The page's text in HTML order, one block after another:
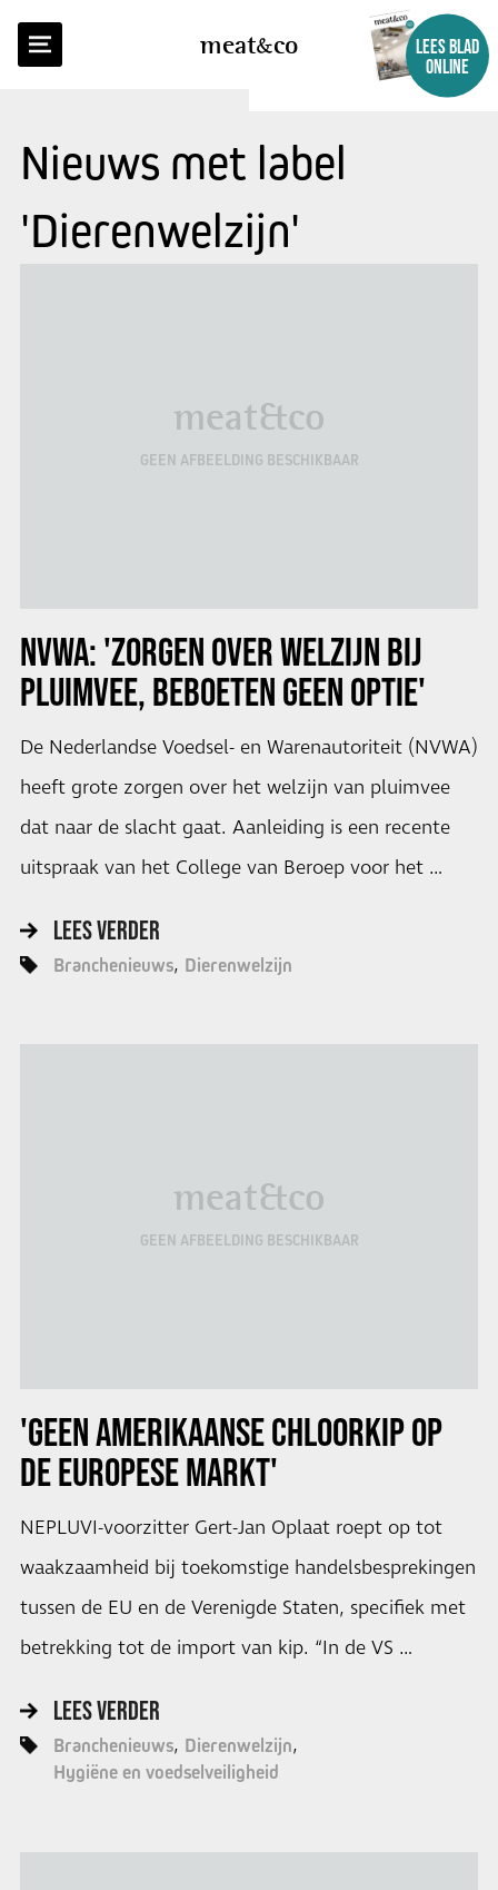
meatco
LEES BLAD
ONLINE
Nieuws met label
'Dierenwelzijn'
meat&co
GEEN AFBEELDING BESCHIKBAAR
NVWA: 'ZORGEN OVER WELZIJN BIJ
PLUIMVEE, BEBOETEN GEEN OPTIE'
De Nederlandse Voedsel- en Warenautoriteit (NVWA)
heeft grote zorgen over het welzijn van pluimvee
dat naar de slacht gaat. Aanleiding is een recente
uitspraak van het College van Beroep voor het …
LEES VERDER
Branchenieuws Dierenwelzijn
meat&co
GEEN AFBEELDING BESCHIKBAAR
'GEEN AMERIKAANSE CHLOORKIP OP
DE EUROPESE MARKT'
NEPLUVI-voorzitter Gert-Jan Oplaat roept op tot
waakzaamheid bij toekomstige handelsbesprekingen
tussen de EU en de Verenigde Staten, specifiek met
betrekking tot de import van kip. “In de VS …
LEES VERDER
Branchenieuws Dierenwelzijn
Hygiëne en voedselveiligheid